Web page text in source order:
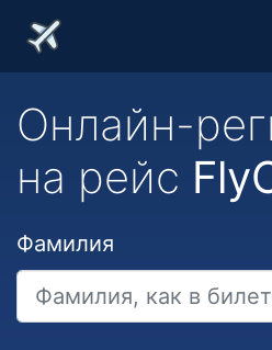
Онлайн-
на рейс
Фамилия